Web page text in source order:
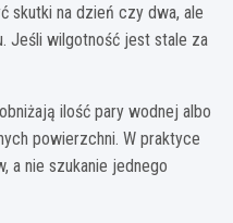
skutki na dzień czy dwa, ale
Jeśli wilgotność jest stale za
ilość pary wodnej albo
powierzchni. W praktyce
a nie szukanie jednego